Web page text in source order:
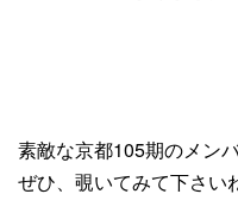
素敵な京都105期のメン
ぜひ、覗いてみて下さい